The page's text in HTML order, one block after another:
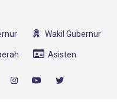
Wakil Gubernur
Asisten